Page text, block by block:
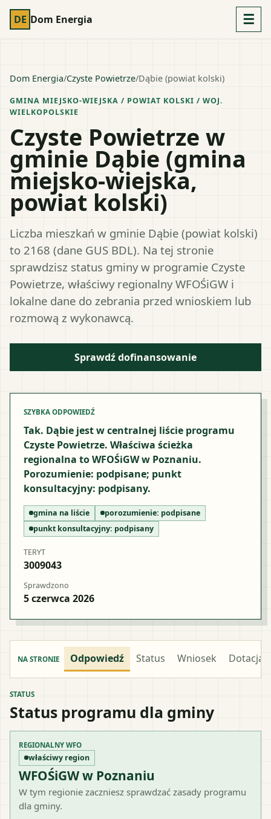
DE Dom Energia ☰
Dom Energia/Czyste Powietrze/Dąbie (powiat kolski)
GMINA MIEJSKO-WIEJSKA / POWIAT KOLSKI / WOJ.
WIELKOPOLSKIE
Czyste Powietrze w
gminie Dąbie (gmina
miejsko-wiejska,
powiat kolski)
Liczba mieszkań w gminie Dąbie (powiat kolski)
to 2168 (dane GUS BDL). Na tej stronie
sprawdzisz status gminy w programie Czyste
Powietrze, właściwy regionalny WFOŚiGW i
lokalne dane do zebrania przed wnioskiem lub
rozmową z wykonawcą.
Sprawdź dofinansowanie
SZYBKA ODPOWIEDŹ
Tak. Dąbie jest w centralnej liście programu
Czyste Powietrze. Właściwa ścieżka
regionalna to WFOŚiGW w Poznaniu.
Porozumienie: podpisane; punkt
konsultacyjny: podpisany.
gmina na liście porozumienie: podpisane
punkt konsultacyjny: podpisany
TERYT
3009043
Sprawdzono
5 czerwca 2026
NA STRONIE Odpowiedź Status Wniosek Dotacja
STATUS
Status programu dla gminy
REGIONALNY WFO
właściwy region
WFOŚiGW w Poznaniu
W tym regionie zaczniesz sprawdzać zasady programu
dla gminy.